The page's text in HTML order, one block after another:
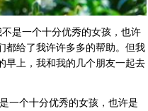
是一个十分优秀的女孩，也许
都给了我许许多多的帮助。但我
早上，我和我的几个朋友一起去
一个十分优秀的女孩，也许是